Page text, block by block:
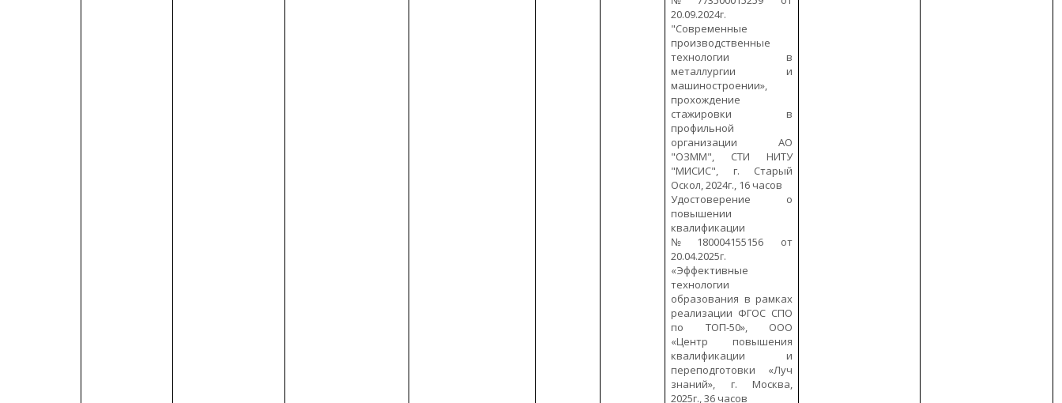
20.09.2024г.
"Современные
производственные
технологии в
металлургии и
машиностроении»,
прохождение
стажировки в
профильной
организации АО
"ОЗММ", СТИ НИТУ
"МИСИС", г. Старый
Оскол, 2024г., 16 часов
Удостоверение о
повышении
квалификации
№180004155156 от
20.04.2025г.
«Эффективные
технологии
образования в рамках
реализации ФГОС СПО
по ТОП-50», ООО
«Центр повышения
квалификации и
переподготовки «Луч
знаний», г. Москва,
2025г., 36 часов